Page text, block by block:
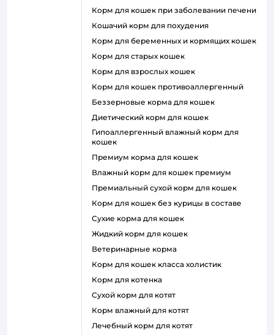
корм для кошек при заболевании печени
кошачий корм для похудения
корм для беременных и кормящих кошек
корм для старых кошек
корм для взрослых кошек
корм для кошек противоаллергенный
беззерновые корма для кошек
диетический корм для кошек
гипоаллергенный влажный корм для
кошек
премиум корма для кошек
влажный корм для кошек премиум
премиальный сухой корм для кошек
корм для кошек без курицы в составе
сухие корма для кошек
жидкий корм для кошек
ветеринарные корма
корм для кошек класса холистик
корм для котенка
сухой корм для котят
корм влажный для котят
лечебный корм для котят